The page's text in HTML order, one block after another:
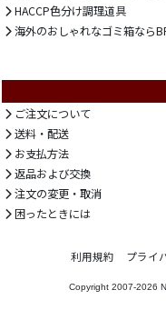
HACCP色分け調理道具
海外のおしゃれなゴミ箱なら
ご注文について
送料・配送
お支払方法
返品および交換
注文の変更・取消
困ったときには
利用規約 プライ
Copyright 2007-2026